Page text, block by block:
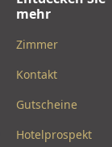
mehr
Zimmer
Kontakt
Gutscheine
Hotelprospekt